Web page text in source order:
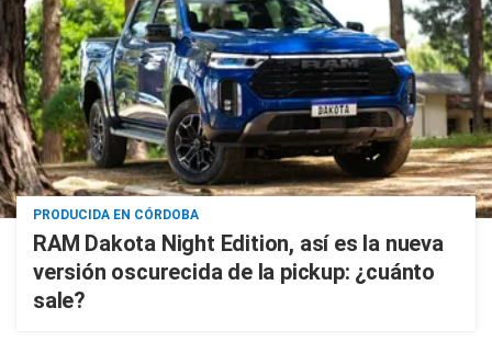
PRODUCIDA EN CÓRDOBA
RAM Dakota Night Edition, así es la nueva
versión oscurecida de la pickup: ¿cuánto
sale?